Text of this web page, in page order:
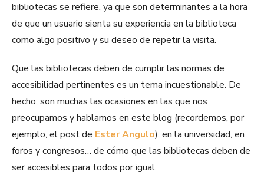
bibliotecas se refiere, ya que son determinantes a la hora
de que un usuario sienta su experiencia en la biblioteca
como algo positivo y su deseo de repetir la visita.
Que las bibliotecas deben de cumplir las normas de
accesibilidad pertinentes es un tema incuestionable. De
hecho, son muchas las ocasiones en las que nos
preocupamos y hablamos en este blog (recordemos, por
ejemplo, el post de Ester Angulo), en la universidad, en
foros y congresos… de cómo que las bibliotecas deben de
ser accesibles para todos por igual.